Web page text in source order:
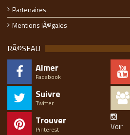
Partenaires
Mentions lÃ©gales
RÃ©SEAU
Aimer
Facebook
Suivre
Twitter
Trouver
Pinterest
Voir